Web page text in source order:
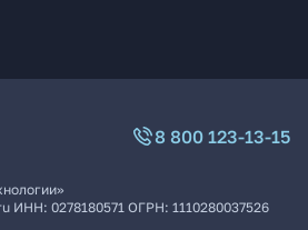
8 800 123-13-15
ИНН: 0278180571 ОГРН: 1110280037526